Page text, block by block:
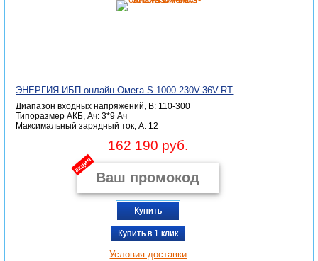
ЭНЕРГИЯ ИБП онлайн Омега S-1000-230V-36V-RT
Диапазон входных напряжений, В: 110-300
Типоразмер АКБ, Ач: 3*9 Ач
Максимальный зарядный ток, А: 12
162 190 руб.
акция
Купить
Купить в 1 клик
Условия доставки